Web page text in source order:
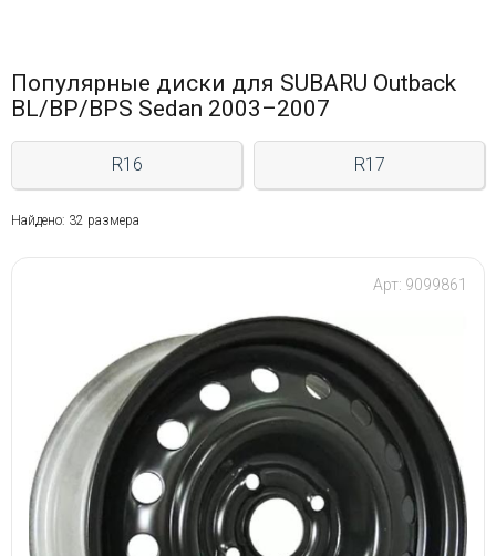
Популярные диски для SUBARU Outback
BL/BP/BPS Sedan 2003–2007
R16 R17
Найдено: 32 размера
Арт: 9099861